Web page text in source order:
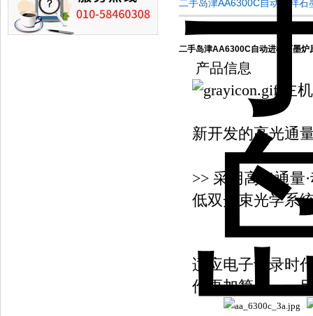
二手岛津AA6300C自动进样
二手岛津AA6300C自动进样石墨炉
产品信息
主
新开发的高光通
>> 采用高光通量
低双光束光学系
适应电子记录时
作更加简便，一